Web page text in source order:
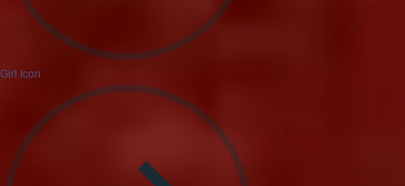
Girl Icon